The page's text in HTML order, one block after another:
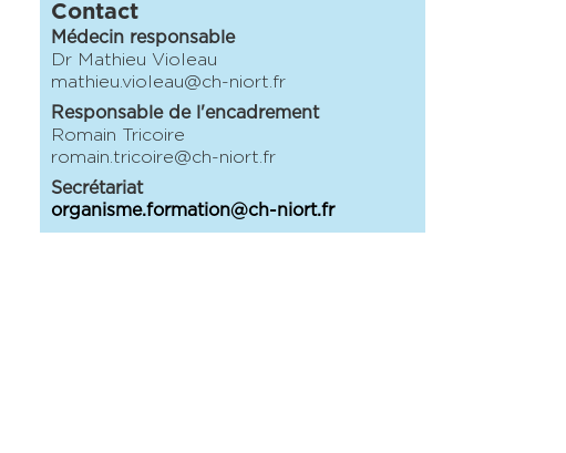
Contact
Médecin responsable
Dr Mathieu Violeau
mathieu.violeau@ch-niort.fr
Responsable de l'encadrement
Romain Tricoire
romain.tricoire@ch-niort.fr
Secrétariat
organisme.formation@ch-niort.fr